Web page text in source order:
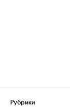
Рубрики